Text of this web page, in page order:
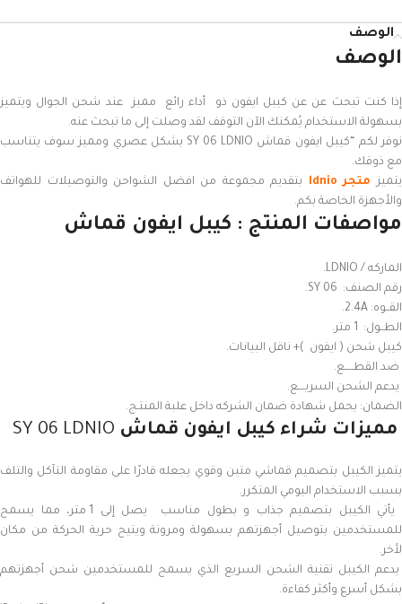
الوصف
الوصف
إذا كنت تبحث عن عن كيبل ايفون ذو أداء رائع مميز عند شحن الجوال ويتميز
بسهولة الاستخدام يُمكنك الآن التوقف لقد وصلت إلى ما تبحث عنه.
نوفر لكم “كيبل ايفون قماش SY 06 LDNIO بشكل عصري ومميز سوف يتناسب
مع ذوقك.
يتميز
متجر ldnio
بتقديم مجموعة من افضل الشواحن والتوصيلات للهواتف
والأجهزة الخاصة بكم.
مواصفات المنتج : كيبل ايفون قماش
الماركه / LDNIO.
رقم الصنف: SY 06.
القــوه: 2.4A.
الطــول: 1 متر.
كيبل شحن ( ايفون )+ ناقل البيانات.
ضد القطـــــع.
يدعم الشحن السريــــع.
الضمان: يحمل شهادة ضمان الشركه داخل علبة المنتـج.
مميزات شراء كيبل ايفون قماش SY 06 LDNIO
يتميز الكيبل بتصميم قماشي متين وقوي يجعله قادرًا على مقاومة التآكل والتلف
بسبب الاستخدام اليومي المتكرر.
يأتي الكيبل بتصميم جذاب و بطول مناسب يصل إلى 1 متر، مما يسمح
للمستخدمين بتوصيل أجهزتهم بسهولة ومرونة ويتيح حرية الحركة من مكان
لأخر.
يدعم الكيبل تقنية الشحن السريع الذي يسمح للمستخدمين شحن أجهزتهم
بشكل أسرع وأكثر كفاءة.